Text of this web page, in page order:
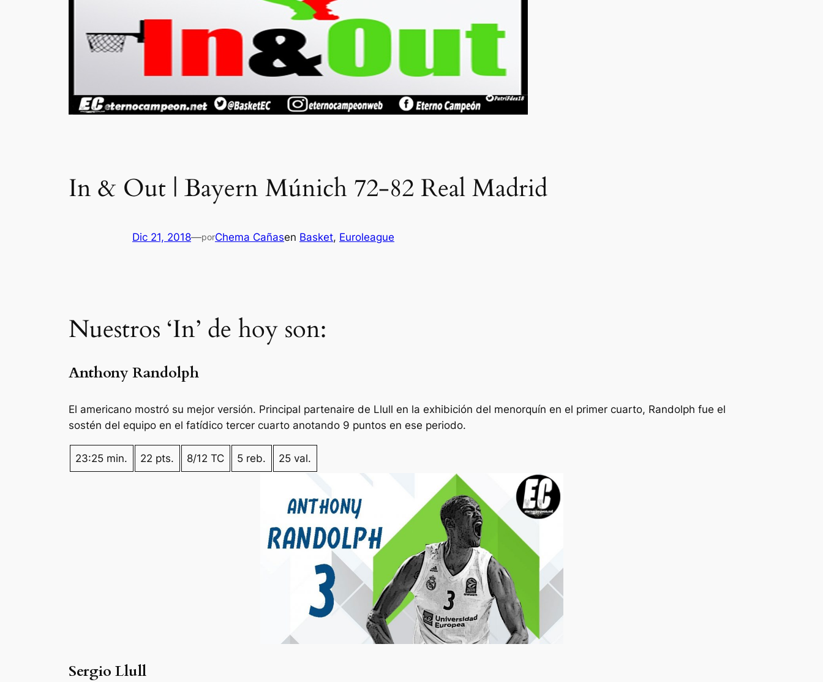
In & Out | Bayern Múnich 72-82 Real Madrid
Dic 21, 2018—porChema Cañasen Basket, Euroleague
Nuestros ‘In’ de hoy son:
Anthony Randolph
El americano mostró su mejor versión. Principal partenaire de Llull en la exhibición del menorquín en el primer cuarto, Randolph fue el
sostén del equipo en el fatídico tercer cuarto anotando 9 puntos en ese periodo.
23:25 min. 22 pts. 8/12 TC 5 reb. 25 val.
Sergio Llull